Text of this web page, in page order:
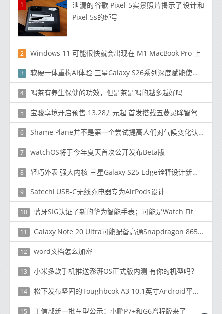
1
泄漏的谷歌 Pixel 5实景照片揭示了设计和
Pixel 5s的绰号
2 Windows 11 可能很快就会出现在 M1 MacBook Pro 上
3 软硬一体重构AI体验 三星Galaxy S26系列深度赋能使用场景
4 喝茶有养生保健的功效，但是茶是喝的越多越好吗
5 宝骏享境开启预售 13.28万元起 首发搭载五菱灵眸智驾
6 Shame Plane并不是第一个尝试提高人们对气候变化认识的网站
7 watchOS将于今年夏天首次公开发布Beta版
8 轻巧外表 强大内核 三星Galaxy S25 Edge诠释设计新高度
9 Satechi USB-C无线充电器专为AirPods设计
10 蓝牙SIG认证了新的华为智能手表；可能是Watch Fit
11 Galaxy Note 20 Ultra可能配备高通Snapdragon 865 Plus
12 word文档怎么加密
13 小米多款手机推送澎湃OS正式版内测 有你的机型吗？
14 松下发布坚固的Toughbook A3 10.1英寸Android平板电脑
15 工信部新一批车型公示：小鹏P7+和G6增程版来了